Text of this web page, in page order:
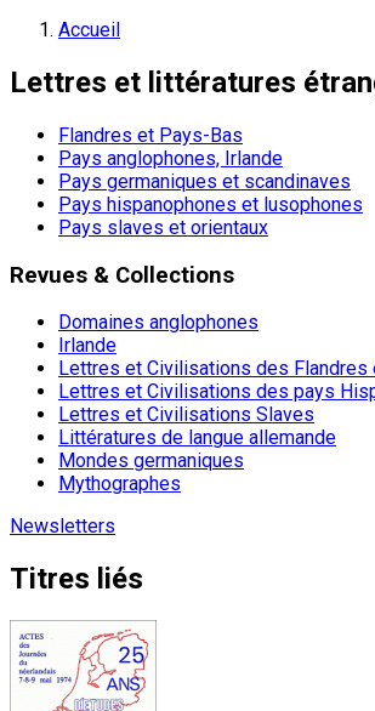
Accueil
Lettres et littératures
Flandres et Pays-Bas
Pays anglophones, Irlande
Pays germaniques et scandinaves
Pays hispanophones et lusophones
Pays slaves et orientaux
Revues & Collections
Domaines anglophones
Irlande
Lettres et Civilisations des
Lettres et Civilisations des pays
Lettres et Civilisations Slaves
Littératures de langue allemande
Mondes germaniques
Mythographes
Newsletters
Titres liés